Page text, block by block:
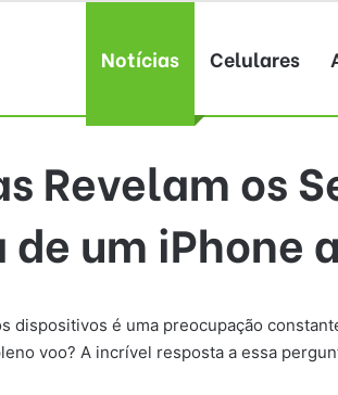
Notícias Celulares
Revelam os
um iPhone
dispositivos é uma preocupação
voo? A incrível resposta a essa